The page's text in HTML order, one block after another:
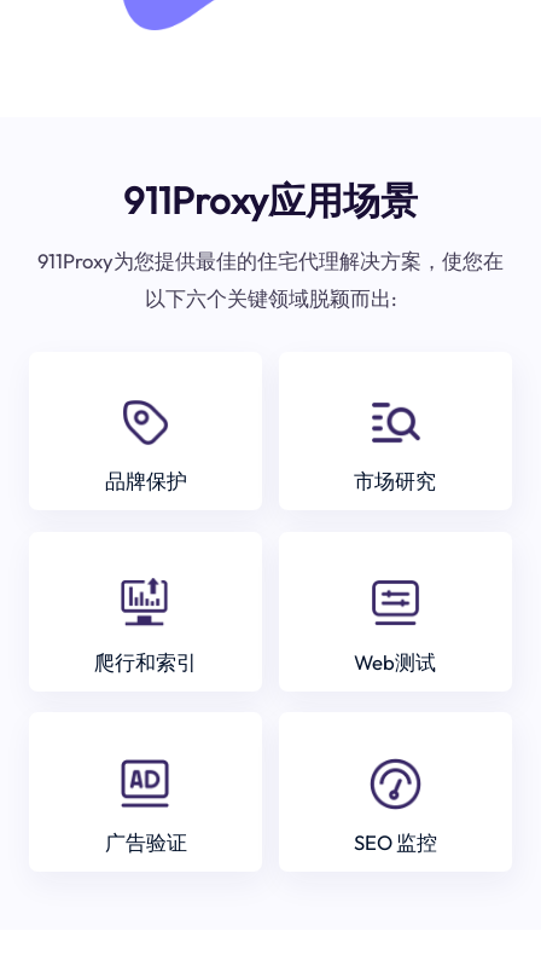
911Proxy应用场景
911Proxy为您提供最佳的住宅代理解决方案，使您在
以下六个关键领域脱颖而出:
品牌保护 市场研究
爬行和索引 Web测试
广告验证 SEO 监控